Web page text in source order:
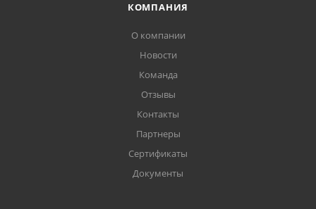
КОМПАНИЯ
О компании
Новости
Команда
Отзывы
Контакты
Партнеры
Сертификаты
Документы